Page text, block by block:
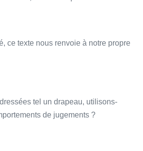
ce texte nous renvoie à notre propre
tel un drapeau, utilisons-
de jugements ?